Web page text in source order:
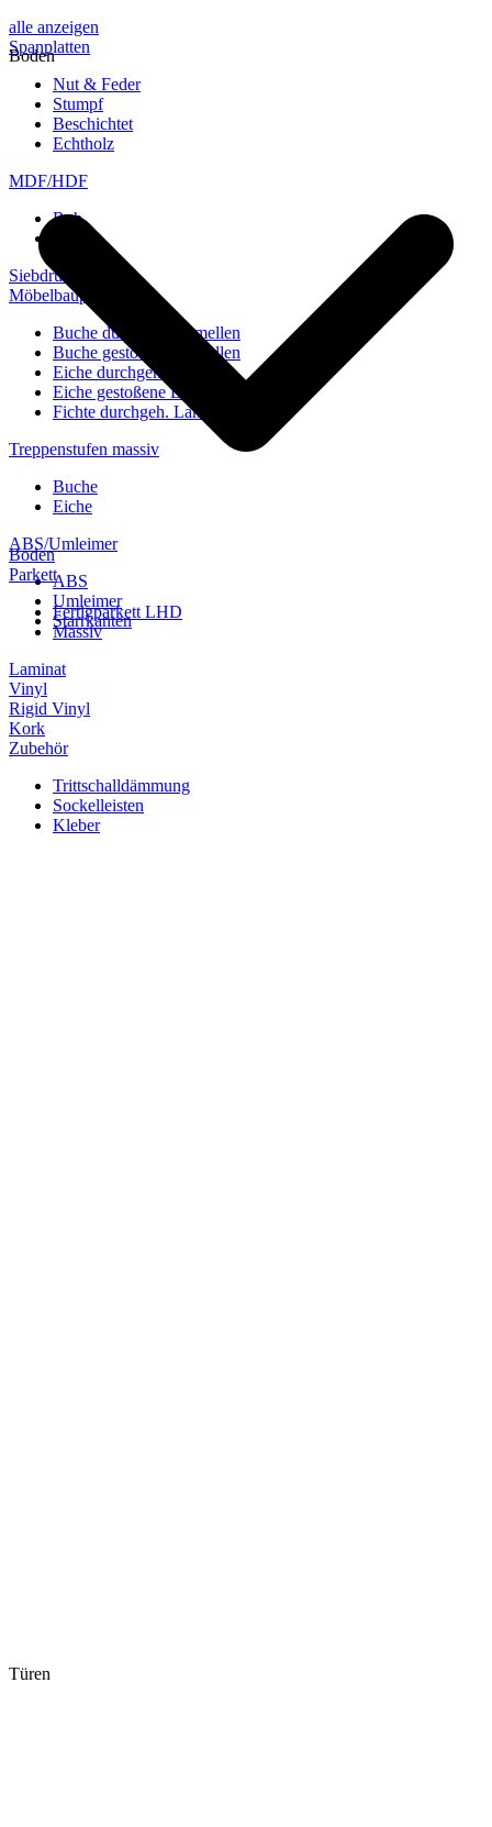
alle anzeigen
Spanplatten
Nut & Feder
Stumpf
Beschichtet
Echtholz
MDF/HDF
Roh
Siebdruckplatten
Möbelbauplatten
Buche durchgeh. Lamellen
Buche gestoßene Lamellen
Eiche durchgeh. Lamellen
Eiche gestoßene Lamellen
Fichte durchgeh. Lamellen
Treppenstufen massiv
Buche
Eiche
ABS/Umleimer
ABS
Umleimer
Starrkanten
Boden
Boden
Parkett
Fertigparkett LHD
Massiv
Laminat
Vinyl
Rigid Vinyl
Kork
Zubehör
Trittschalldämmung
Sockelleisten
Kleber
Türen